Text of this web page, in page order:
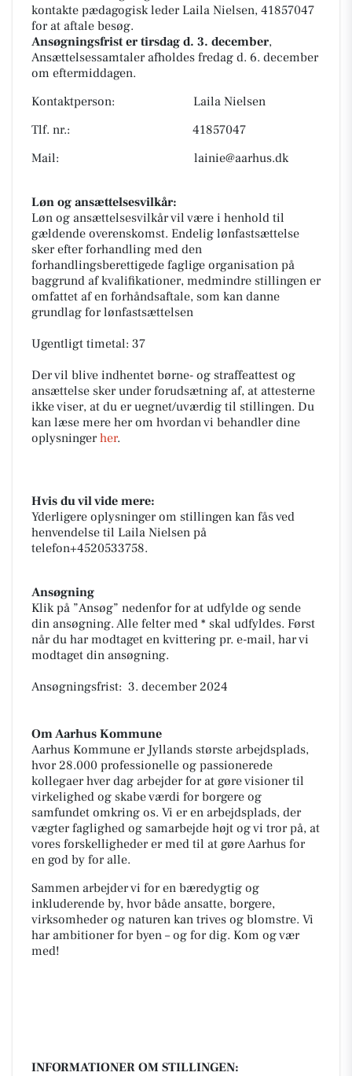
kontakte pædagogisk leder Laila Nielsen, 41857047
for at aftale besøg.
Ansøgningsfrist er tirsdag d. 3. december,
Ansættelsessamtaler afholdes fredag d. 6. december
om eftermiddagen.
Kontaktperson: Laila Nielsen
Tlf. nr.: 41857047
Mail: lainie@aarhus.dk
Løn og ansættelsesvilkår:
Løn og ansættelsesvilkår vil være i henhold til
gældende overenskomst. Endelig lønfastsættelse
sker efter forhandling med den
forhandlingsberettigede faglige organisation på
baggrund af kvalifikationer, medmindre stillingen er
omfattet af en forhåndsaftale, som kan danne
grundlag for lønfastsættelsen
Ugentligt timetal: 37
Der vil blive indhentet børne- og straffeattest og
ansættelse sker under forudsætning af, at attesterne
ikke viser, at du er uegnet/uværdig til stillingen. Du
kan læse mere her om hvordan vi behandler dine
oplysningerher.
Hvis du vil vide mere:
Yderligere oplysninger om stillingen kan fås ved
henvendelse til Laila Nielsen på
telefon+4520533758.
Ansøgning
Klik på ”Ansøg” nedenfor for at udfylde og sende
din ansøgning. Alle felter med * skal udfyldes. Først
når du har modtaget en kvittering pr. e-mail, har vi
modtaget din ansøgning.
Ansøgningsfrist: 3. december 2024
Om Aarhus Kommune
Aarhus Kommune er Jyllands største arbejdsplads,
hvor 28.000 professionelle og passionerede
kollegaer hver dag arbejder for at gøre visioner til
virkelighed og skabe værdi for borgere og
samfundet omkring os. Vi er en arbejdsplads, der
vægter faglighed og samarbejde højt og vi tror på, at
vores forskelligheder er med til at gøre Aarhus for
en god by for alle.
Sammen arbejder vi for en bæredygtig og
inkluderende by, hvor både ansatte, borgere,
virksomheder og naturen kan trives og blomstre. Vi
har ambitioner for byen – og for dig. Kom og vær
med!
INFORMATIONER OM STILLINGEN: